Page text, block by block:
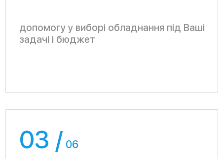
комплектації обладнання та
камер відеоспостереження. Він
консультує клієнта по можливостях
виїздить на об’єкт